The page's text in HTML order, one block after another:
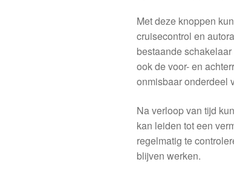
Met deze knoppen
cruisecontrol en
bestaande
ook de voor- en
onmisbaar onderdeel
Na verloop van tijd
kan leiden tot een
regelmatig te
blijven werken.